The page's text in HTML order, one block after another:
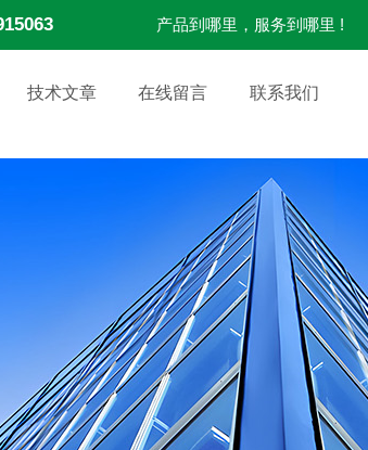
产品到哪里，服务到哪里 !
技术文章 在线留言 联系我们